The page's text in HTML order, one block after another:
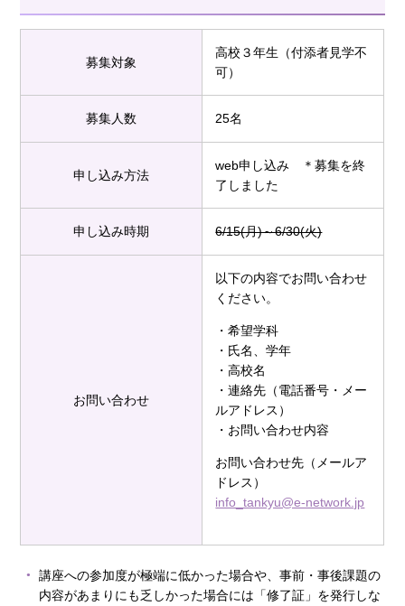
募集対象
高校３年生（付添者見学不
可）
募集人数 25名
申し込み方法
web申し込み ＊募集を終
了しました
申し込み時期 6/15(月)～6/30(火)
お問い合わせ
以下の内容でお問い合わせ
ください。
・希望学科
・氏名、学年
・高校名
・連絡先（電話番号・メー
ルアドレス）
・お問い合わせ内容
お問い合わせ先（メールア
ドレス）
info_tankyu@e-network.jp
講座への参加度が極端に低かった場合や、事前・事後課題の
内容があまりにも乏しかった場合には「修了証」を発行しな